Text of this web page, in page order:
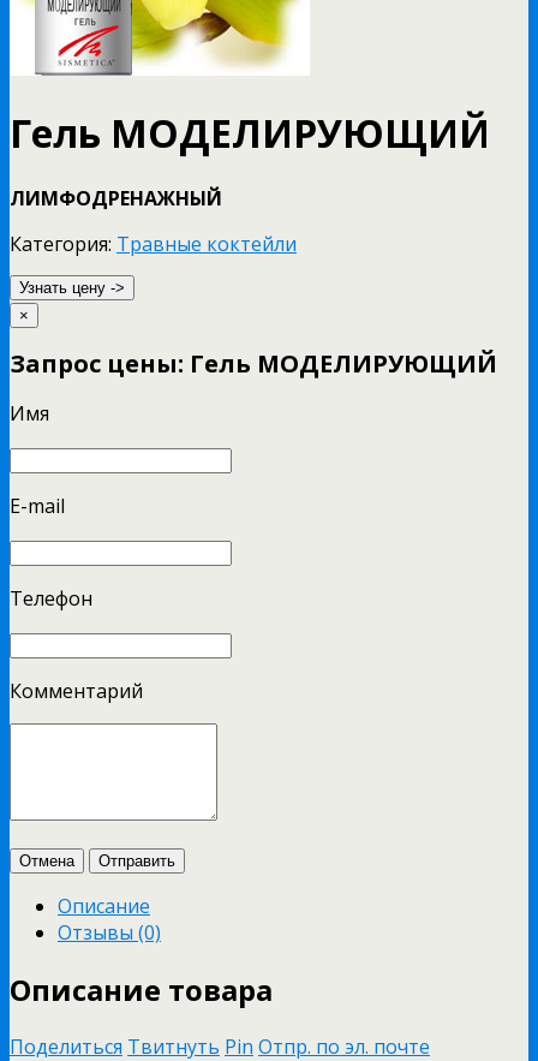
Гель МОДЕЛИРУЮЩИЙ
ЛИМФОДРЕНАЖНЫЙ
Категория: Травные коктейли
Узнать цену ->
×
Запрос цены: Гель МОДЕЛИРУЮЩИЙ
Имя
E-mail
Телефон
Комментарий
Отмена Отправить
Описание
Отзывы (0)
Описание товара
Поделиться Твитнуть Pin Отпр. по эл. почте